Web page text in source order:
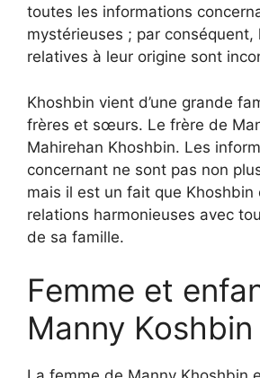
toutes les informations
mystérieuses ; par conséquent,
relatives à leur origine sont
Khoshbin vient d’une grande
frères et sœurs. Le frère de
Mahirehan Khoshbin. Les
concernant ne sont pas non
mais il est un fait que
relations harmonieuses avec
de sa famille.
Femme et
Manny Koshbin